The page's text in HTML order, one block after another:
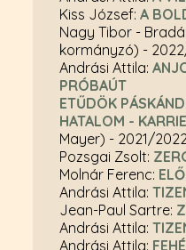
Kiss József: A
Nagy Tibor -
kormányzó) -
Andrási Attila:
PRÓBAÚT
ETŰDÖK
HATALOM -
Mayer) - 2021/2022
Pozsgai Zsolt:
Molnár Ferenc:
Andrási Attila:
Jean-Paul Sartre:
Andrási Attila:
Andrási Attila: